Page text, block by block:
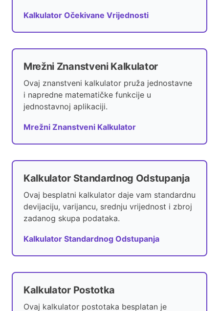
i
d
e
Kalkulator Očekivane Vrijednosti
Mrežni Znanstveni Kalkulator
Ovaj znanstveni kalkulator pruža jednostavne
i napredne matematičke funkcije u
jednostavnoj aplikaciji.
Mrežni Znanstveni Kalkulator
Kalkulator Standardnog Odstupanja
Ovaj besplatni kalkulator daje vam standardnu
devijaciju, varijancu, srednju vrijednost i zbroj
zadanog skupa podataka.
Kalkulator Standardnog Odstupanja
Kalkulator Postotka
Ovaj kalkulator postotaka besplatan je